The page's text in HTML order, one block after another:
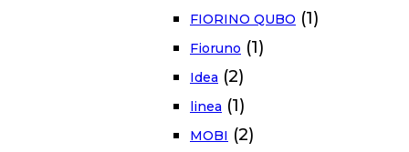
FIORINO QUBO (1)
Fioruno (1)
Idea (2)
linea (1)
MOBI (2)